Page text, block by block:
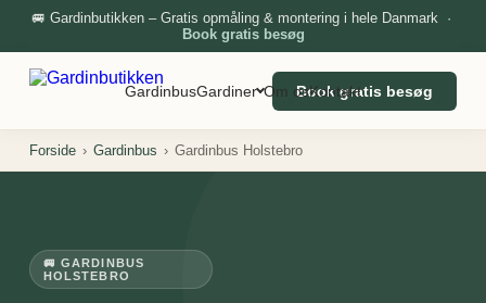
🚐 Gardinbutikken – Gratis opmåling & montering i hele Danmark ·
Book gratis besøg
GardinbusGardiner Om osKontakt
Book gratis besøg
Forside › Gardinbus › Gardinbus Holstebro
🚐 GARDINBUS
HOLSTEBRO